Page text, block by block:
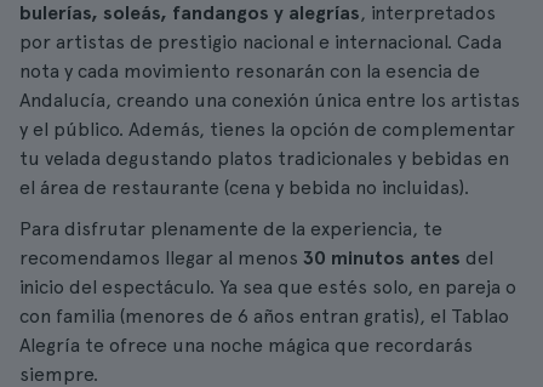
bulerías, soleás, fandangos y alegrías, interpretados
por artistas de prestigio nacional e internacional. Cada
nota y cada movimiento resonarán con la esencia de
Andalucía, creando una conexión única entre los artistas
y el público. Además, tienes la opción de complementar
tu velada degustando platos tradicionales y bebidas en
el área de restaurante (cena y bebida no incluidas).
Para disfrutar plenamente de la experiencia, te
recomendamos llegar al menos 30 minutos antes del
inicio del espectáculo. Ya sea que estés solo, en pareja o
con familia (menores de 6 años entran gratis), el Tablao
Alegría te ofrece una noche mágica que recordarás
siempre.